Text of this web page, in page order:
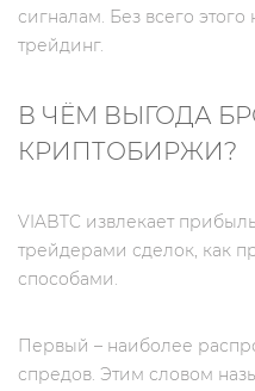
сигналам. Без всего
трейдинг.
В ЧЁМ ВЫГОДА
КРИПТОБИРЖИ?
VIABTC извлекает
трейдерами сделок, как
способами.
Первый – наиболее
спредов. Этим словом